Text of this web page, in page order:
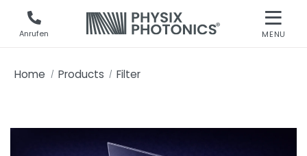
Anrufen MENU
Home Products Filter